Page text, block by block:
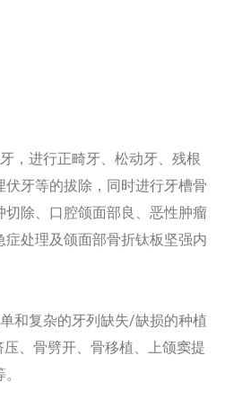
，进行正畸牙、松动牙、残根
牙等的拔除，同时进行牙槽骨
除、口腔颌面部良、恶性肿瘤
处理及颌面部骨折钛板坚强内
和复杂的牙列缺失/缺损的种植
压、骨劈开、骨移植、上颌窦提